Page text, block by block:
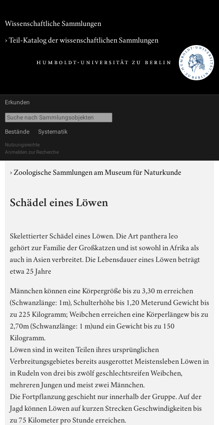
Wissenschaftliche Sammlungen
› Teil-Katalog der wissenschaftlichen Sammlungen
Erkunden
Bestände Systematik
Nutzungsrechte
Anmelden zur Recherche
›Zoologische Sammlungen am Museum für Naturkunde
Schädel eines Löwen
Skelettierter Schädel eines Löwen. Die Art panthera leo
gehört zur Familie der Großkatzen und ist sowohl in Afrika als
auch in Asien verbreitet. Die Lebensdauer eines Löwen beträgt
etwa 25 Jahre
Männchen können eine Körpergröße bis zu 3,30 m erreichen
(Schwanzlänge: 1m), Schulterhöhe bis 1,20 Meterund Gewicht bis
zu 225 Kilogramm; Weibchen erreichen eine Körperlängew bis zu
2,70m (Schwanzlänge: 1 m)und ein Gewicht bis zu 150
Kilogramm.
Löwen sind in weiten Teilen ihres ursprünglichen
Verbreitungsgebietes bereits ausgerottet Meistensleben Löwen in
in Rudeln von drei bis zwölf geschlechtsreifen Weibchen,
mehreren Jungen und meist zwei Männchen.
Die Fortpflanzung geschieht nur innerhalb der Gruppe. Auf der
Jagd können Löwen auf kurzen Strecken Geschwindigkeiten bis
zu 75 Kilometer pro Stunde erreichen.